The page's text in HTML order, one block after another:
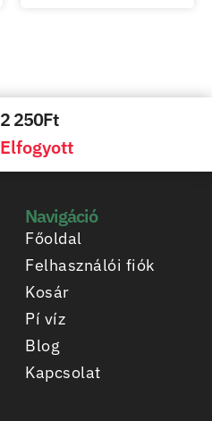
2 250Ft
Elfogyott
Navigáció
Főoldal
Felhasználói fiók
Kosár
Pí víz
Blog
Kapcsolat